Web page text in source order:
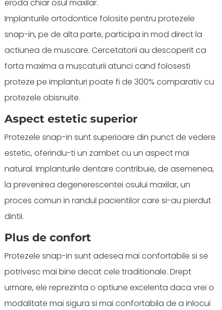
eroda chiar osul maxilar.
Implanturile ortodontice folosite pentru protezele
snap-in, pe de alta parte, participa in mod direct la
actiunea de muscare. Cercetatorii au descoperit ca
forta maxima a muscaturii atunci cand folosesti
proteze pe implanturi poate fi de 300% comparativ cu
protezele obisnuite.
Aspect estetic superior
Protezele snap-in sunt superioare din punct de vedere
estetic, oferindu-ti un zambet cu un aspect mai
natural. Implanturile dentare contribuie, de asemenea,
la prevenirea degenerescentei osului maxilar, un
proces comun in randul pacientilor care si-au pierdut
dintii.
Plus de confort
Protezele snap-in sunt adesea mai confortabile si se
potrivesc mai bine decat cele traditionale. Drept
urmare, ele reprezinta o optiune excelenta daca vrei o
modalitate mai sigura si mai confortabila de a inlocui